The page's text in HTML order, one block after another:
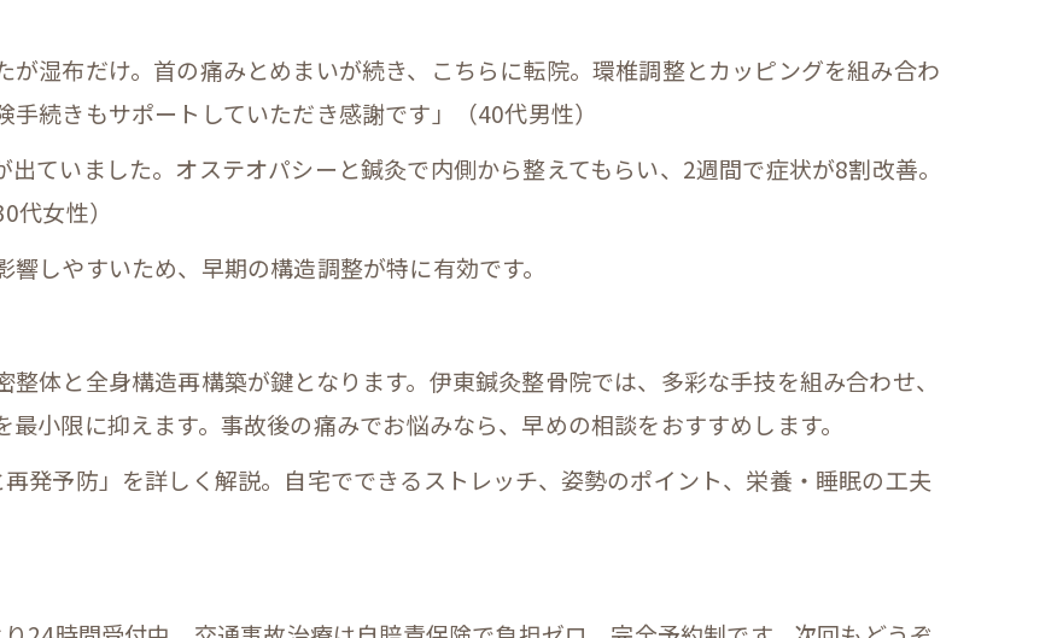
が湿布だけ。首の痛みとめまいが続き、こちらに転院。環椎調整とカッピングを組み合わ
続きもサポートしていただき感謝です」（40代男性）
出ていました。オステオパシーと鍼灸で内側から整えてもらい、2週間で症状が8割改善。
女性）
しやすいため、早期の構造調整が特に有効です。
体と全身構造再構築が鍵となります。伊東鍼灸整骨院では、多彩な手技を組み合わせ、
小限に抑えます。事故後の痛みでお悩みなら、早めの相談をおすすめします。
発予防」を詳しく解説。自宅でできるストレッチ、姿勢のポイント、栄養・睡眠の工夫